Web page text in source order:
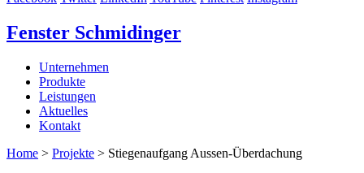
Fenster Schmidinger
Unternehmen
Produkte
Leistungen
Aktuelles
Kontakt
Home > Projekte > Stiegenaufgang Aussen-Überdachung